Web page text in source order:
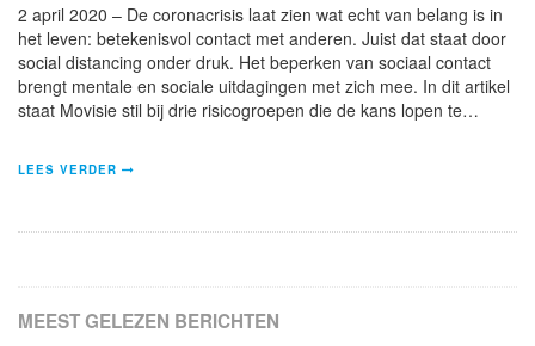
2 april 2020 – De coronacrisis laat zien wat echt van belang is in
het leven: betekenisvol contact met anderen. Juist dat staat door
social distancing onder druk. Het beperken van sociaal contact
brengt mentale en sociale uitdagingen met zich mee. In dit artikel
staat Movisie stil bij drie risicogroepen die de kans lopen te…
LEES VERDER
MEEST GELEZEN BERICHTEN